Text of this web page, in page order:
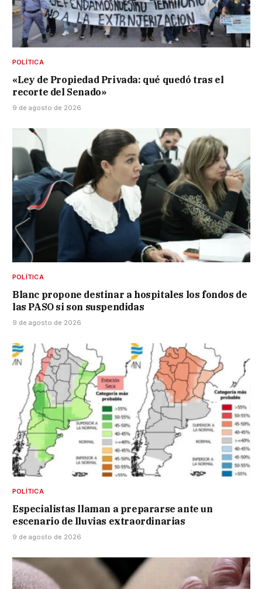
POLÍTICA
«Ley de Propiedad Privada: qué quedó tras el
recorte del Senado»
9 de agosto de 2026
POLÍTICA
Blanc propone destinar a hospitales los fondos de
las PASO si son suspendidas
9 de agosto de 2026
POLÍTICA
Especialistas llaman a prepararse ante un
escenario de lluvias extraordinarias
9 de agosto de 2026